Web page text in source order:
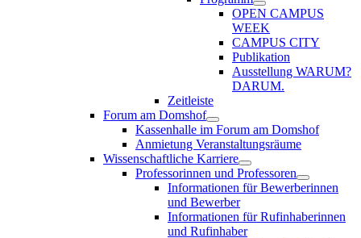
OPEN CAMPUS
WEEK
CAMPUS CITY
Publikation
Ausstellung WARUM?
DARUM.
Zeitleiste
Forum am Domshof
Kassenhalle im Forum am Domshof
Anmietung Veranstaltungsräume
Wissenschaftliche Karriere
Professorinnen und Professoren
Informationen für Bewerberinnen
und Bewerber
Informationen für Rufinhaberinnen
und Rufinhaber